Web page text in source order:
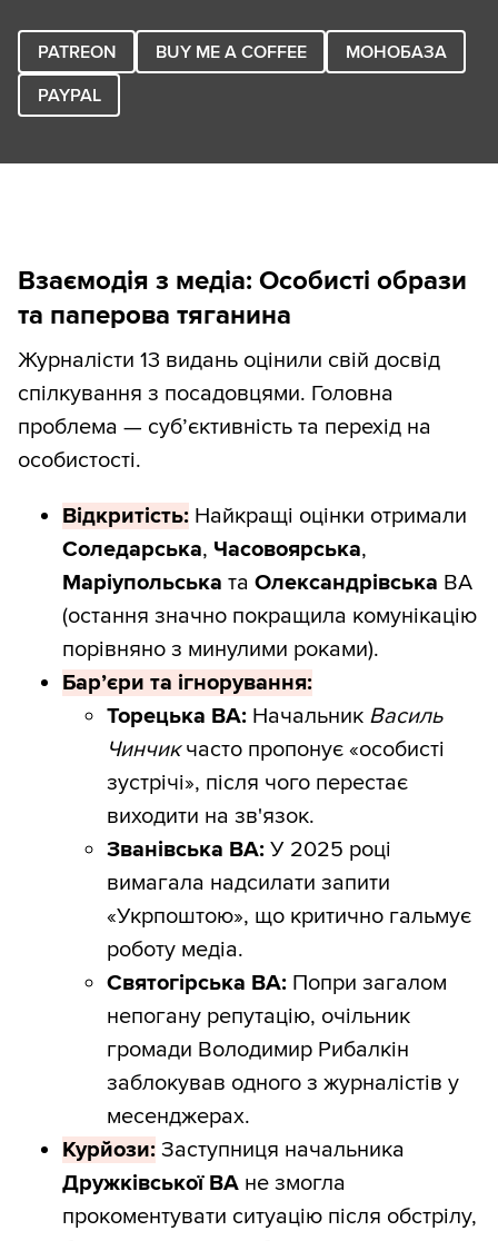
PATREON BUY ME A COFFEE
МОНОБАЗА
PAYPAL
Взаємодія з медіа: Особисті образи
та паперова тяганина
Журналісти 13 видань оцінили свій досвід
спілкування з посадовцями. Головна
проблема — суб’єктивність та перехід на
особистості.
Відкритість: Найкращі оцінки отримали
Соледарська, Часовоярська,
Маріупольська та Олександрівська ВА
(остання значно покращила комунікацію
порівняно з минулими роками).
Бар’єри та ігнорування:
Торецька ВА: Начальник Василь
Чинчикчасто пропонує «особисті
зустрічі», після чого перестає
виходити на зв'язок.
Званівська ВА: У 2025 році
вимагала надсилати запити
«Укрпоштою», що критично гальмує
роботу медіа.
Святогірська ВА: Попри загалом
непогану репутацію, очільник
громади Володимир Рибалкін
заблокував одного з журналістів у
месенджерах.
Курйози: Заступниця начальника
Дружківської ВА не змогла
прокоментувати ситуацію після обстрілу,